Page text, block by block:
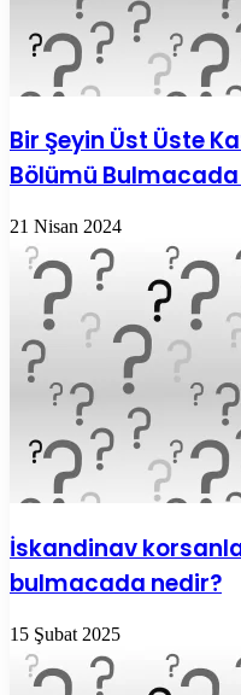
Bir Şeyin Üst Üste
Bölümü Bulmacada
21 Nisan 2024
İskandinav
bulmacada nedir?
15 Şubat 2025